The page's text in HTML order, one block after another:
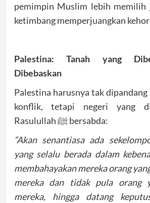
pemimpin Muslim lebih memilih
ketimbang memperjuangkan
Palestina: Tanah yang
Dibebaskan
Palestina harusnya tak
konflik, tetapi negeri yang
Rasulullah ﷺ bersabda:
“Akan senantiasa ada
yang selalu berada dalam
membahayakan mereka orang
mereka dan tidak pula orang
mereka, hingga datang